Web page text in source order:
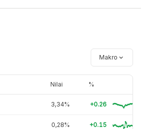
Makro
Nilai %
3,34% +0.26
0,28% +0.15